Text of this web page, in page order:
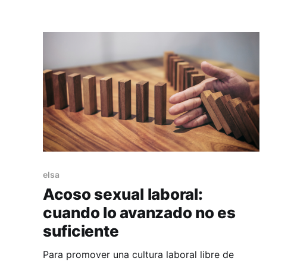
de oportunidades en el trabajo
elsa
Acoso sexual laboral:
cuando lo avanzado no es
suficiente
Para promover una cultura laboral libre de